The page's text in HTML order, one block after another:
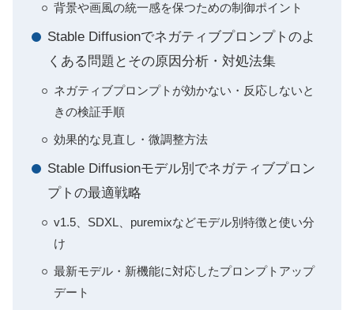
背景や画風の統一感を保つための制御ポイント
Stable Diffusionでネガティブプロンプトのよ
くある問題とその原因分析・対処法集
ネガティブプロンプトが効かない・反応しないと
きの検証手順
効果的な見直し・微調整方法
Stable Diffusionモデル別でネガティブプロン
プトの最適戦略
v1.5、SDXL、puremixなどモデル別特徴と使い分
け
最新モデル・新機能に対応したプロンプトアップ
デート